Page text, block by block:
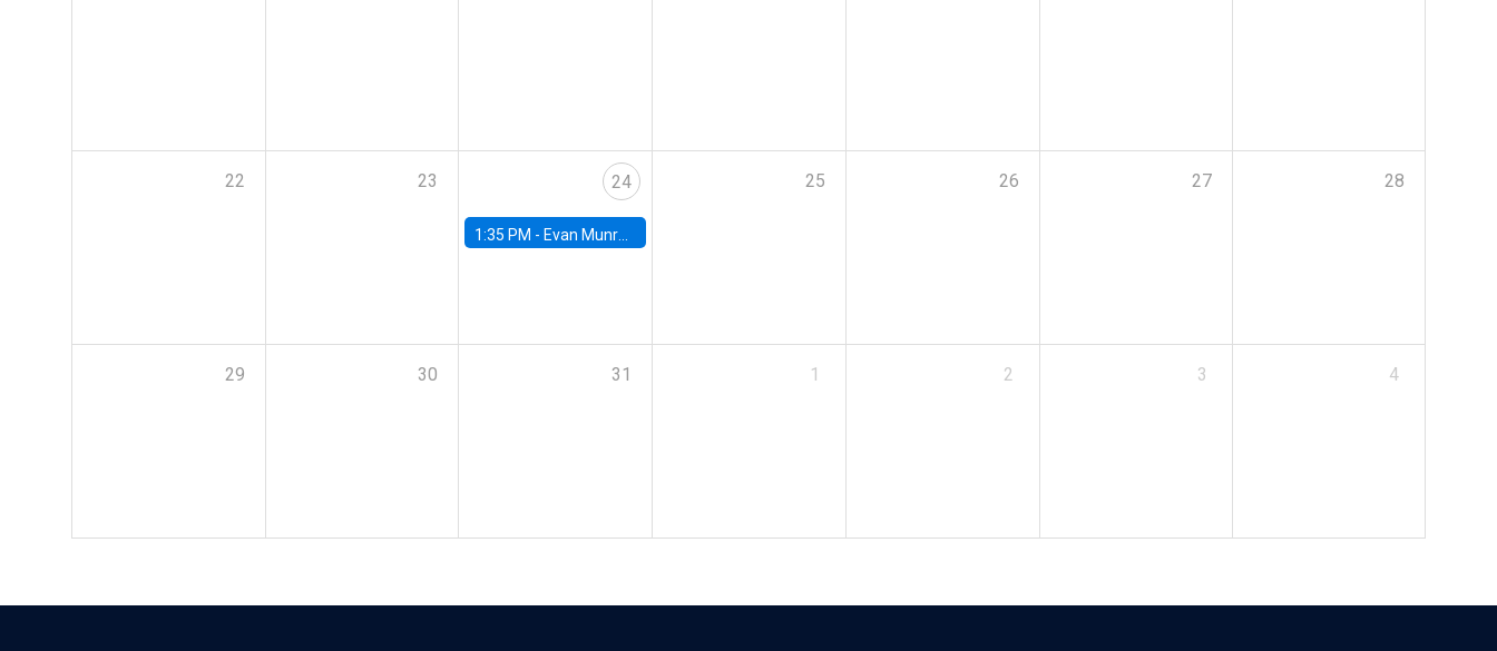
22 23 24
1:35 PM - Evan Munro, Neyman Visiting Assistant Professor in the Department of Statistics at UC Berkeley
25 26 27 28
29 30 31 1 2 3 4